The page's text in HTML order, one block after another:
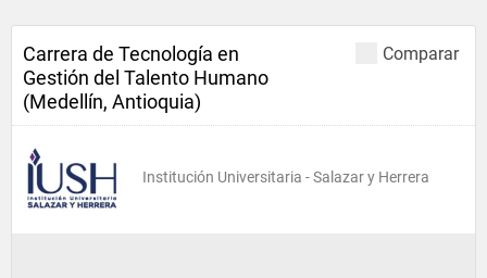
Comparar
Carrera de Tecnología en
Gestión del Talento Humano
(Medellín, Antioquia)
Institución Universitaria - Salazar y Herrera